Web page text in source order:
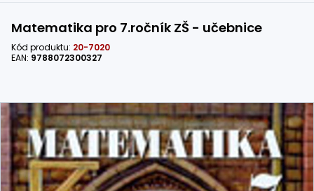
Matematika pro 7.ročník ZŠ - učebnice
Kód produktu: 20-7020
EAN: 9788072300327